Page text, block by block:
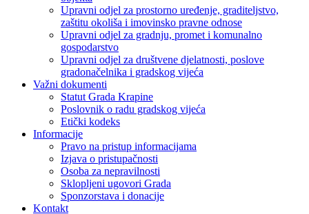
Upravni odjel za prostorno uređenje, graditeljstvo,
zaštitu okoliša i imovinsko pravne odnose
Upravni odjel za gradnju, promet i komunalno
gospodarstvo
Upravni odjel za društvene djelatnosti, poslove
gradonačelnika i gradskog vijeća
Važni dokumenti
Statut Grada Krapine
Poslovnik o radu gradskog vijeća
Etički kodeks
Informacije
Pravo na pristup informacijama
Izjava o pristupačnosti
Osoba za nepravilnosti
Sklopljeni ugovori Grada
Sponzorstava i donacije
Kontakt